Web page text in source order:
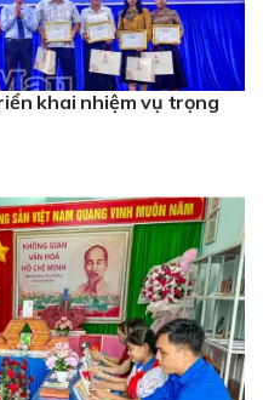
khai nhiệm vụ trọng